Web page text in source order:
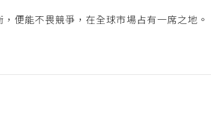
便能不畏競爭，在全球市場占有一席之地。